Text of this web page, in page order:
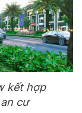
kết hợp
cư